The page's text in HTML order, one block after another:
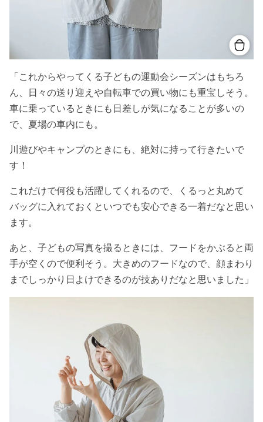
「これからやってくる子どもの運動会シーズンはもちろ
ん、日々の送り迎えや自転車での買い物にも重宝しそう。
車に乗っているときにも日差しが気になることが多いの
で、夏場の車内にも。
川遊びやキャンプのときにも、絶対に持って行きたいで
す！
これだけで何役も活躍してくれるので、くるっと丸めて
バッグに入れておくといつでも安心できる一着だなと思い
ます。
あと、子どもの写真を撮るときには、フードをかぶると両
手が空くので便利そう。大きめのフードなので、顔まわり
までしっかり日よけできるのが技ありだなと思いました」